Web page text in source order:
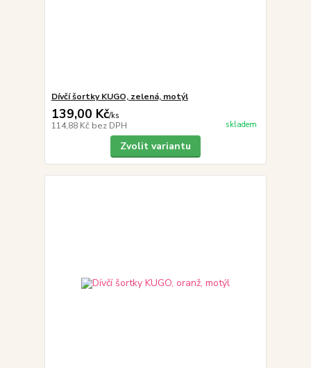
Dívčí šortky KUGO, zelená, motýl
139,00 Kč/ks
114,88 Kč bez DPH skladem
Zvolit variantu